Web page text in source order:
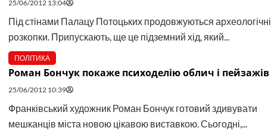
25/06/2012 13:04
Під стінами Палацу Потоцьких продовжуються археологічні
розкопки. Припускають, ще це підземний хід, який...
ПОЛІТИКА
Роман Бончук покаже психоделію облич і пейзажів
25/06/2012 10:39
Франківський художник Роман Бончук готовий здивувати
мешканців міста новою цікавою виставкою. Сьогодні,...